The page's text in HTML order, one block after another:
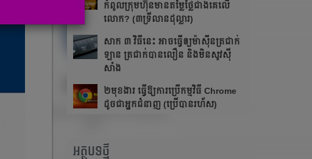
កំពូលក្រុមហ៊ុនមានតម្លៃថ្លៃជាងគេលើ
លោក? (៣ទ្រីលានដុល្លារ)
សាក ៣ វិធីនេះ ​​អាច​ធ្វើ​ឲ្យ​ម៉ាស៊ីន​ត្រជាក់​
ឡាន ត្រជាក់​បាន​លឿន​ និង​មិន​សូវ​ស៊ី​
សាំង​
២មុខងារ ធ្វើឱ្យការប្រើកម្មវិធី Chrome
ដូចជាអ្នកជំនាញ (ប្រើបានរហ័ស)
អត្ថបទថ្មី